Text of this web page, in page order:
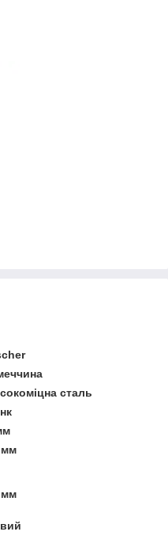
сталь
мм
мм